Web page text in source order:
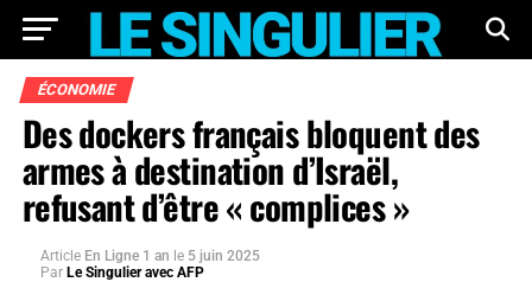
ÉCONOMIE
Des dockers français bloquent des
armes à destination d’Israël,
refusant d’être « complices »
Article En Ligne 1 an le 5 juin 2025
Par Le Singulier avec AFP